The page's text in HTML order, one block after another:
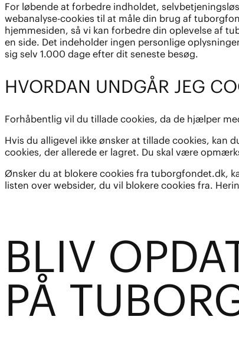
For løbende at forbedre indholdet,
webanalyse-cookies til at måle din brug af
hjemmesiden, så vi kan forbedre din oplevelse af
en side. Det indeholder ingen personlige
sig selv 1.000 dage efter dit seneste besøg.
HVORDAN UNDGÅR JEG
Forhåbentlig vil du tillade cookies, da de hjælper
Hvis du alligevel ikke ønsker at tillade cookies, kan
cookies, der allerede er lagret. Du skal være
Ønsker du at blokere cookies fra tuborgfondet.dk,
listen over websider, du vil blokere cookies fra.
BLIV
PÅ TUBOR